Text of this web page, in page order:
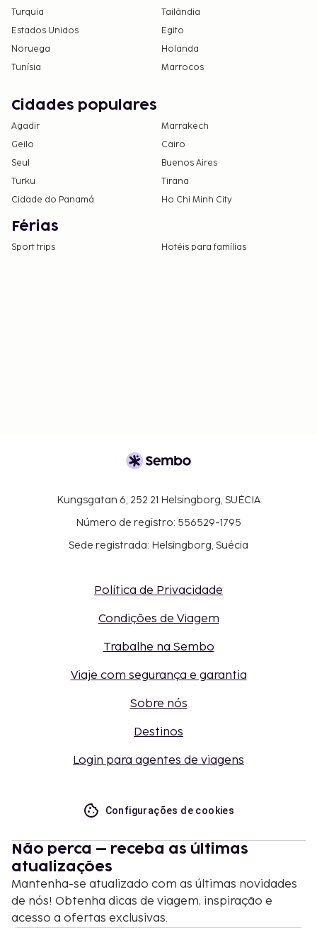
Turquia
Tailândia
Estados Unidos
Egito
Noruega
Holanda
Tunísia
Marrocos
Cidades populares
Agadir
Marrakech
Geilo
Cairo
Seul
Buenos Aires
Turku
Tirana
Cidade do Panamá
Ho Chi Minh City
Férias
Sport trips Hotéis para famílias
Kungsgatan 6, 252 21 Helsingborg, SUÉCIA
Número de registro: 556529-1795
Sede registrada: Helsingborg, Suécia
Política de Privacidade
Condições de Viagem
Trabalhe na Sembo
Viaje com segurança e garantia
Sobre nós
Destinos
Login para agentes de viagens
Configurações de cookies
Não perca – receba as últimas
atualizações
Mantenha-se atualizado com as últimas novidades
de nós! Obtenha dicas de viagem, inspiração e
acesso a ofertas exclusivas.